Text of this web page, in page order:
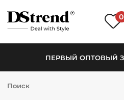
0
ПЕРВЫЙ ОПТОВЫЙ
КАТАЛОГ